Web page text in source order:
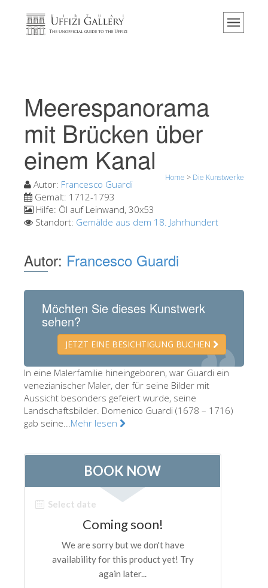
Home
Veranstaltungen & Ausstellungen
Besucher Bewertungen
Kontakt
Die Uffizien entdecken
Jetzt buchen
Virtuelle Tour
Die Säle
Neuen Säle
Bargello Museum
Galleria Accademia
Palatina Galerie
Medici Kapelle
Archäologisches Museum
Opificio delle Pietre Dure
Museo Galileo
Boboli Gardens
The Arnolfo\'s tower
Vasari Corridor
Meerespanorama
mit Brücken über
einem Kanal
Home > Die Kunstwerke
Autor: Francesco Guardi
Gemalt: 1712-1793
Hilfe: Öl auf Leinwand, 30x53
Standort: Gemälde aus dem 18. Jahrhundert
Autor: Francesco Guardi
Möchten Sie dieses Kunstwerk
sehen?
JETZT EINE BESICHTIGUNG BUCHEN
In eine Malerfamilie hineingeboren, war Guardi ein
venezianischer Maler, der für seine Bilder mit
Aussicht besonders gefeiert wurde, seine
Landschaftsbilder. Domenico Guardi (1678 – 1716)
gab seine...Mehr lesen